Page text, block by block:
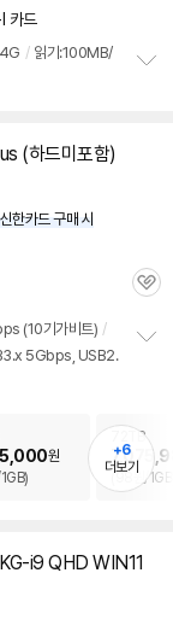
카드
/ 읽기:100MB/
(하드미포함)
한카드 구매 시
관
(10기가비트) /
5Gbps, USB2.
기
원
72TB
(98원/
+6
더보기
i9 QHD WIN11